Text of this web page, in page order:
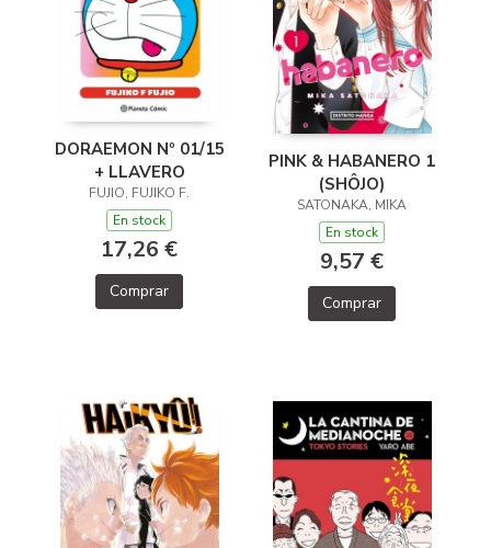
DORAEMON Nº 01/15
+ LLAVERO
FUJIO, FUJIKO F.
En stock
17,26 €
Comprar
PINK & HABANERO 1
(SHÔJO)
SATONAKA, MIKA
En stock
9,57 €
Comprar